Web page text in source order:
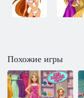
Похожие игры